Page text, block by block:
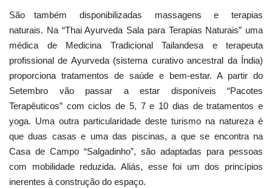
São também disponibilizadas massagens e terapias
naturais. Na “Thai Ayurveda Sala para Terapias Naturais” uma
médica de Medicina Tradicional Tailandesa e terapeuta
profissional de Ayurveda (sistema curativo ancestral da Índia)
proporciona tratamentos de saúde e bem-estar. A partir do
Setembro vão passar a estar disponíveis “Pacotes
Terapêuticos” com ciclos de 5, 7 e 10 dias de tratamentos e
yoga. Uma outra particularidade deste turismo na natureza é
que duas casas e uma das piscinas, a que se encontra na
Casa de Campo “Salgadinho”, são adaptadas para pessoas
com mobilidade reduzida. Aliás, esse foi um dos princípios
inerentes à construção do espaço.